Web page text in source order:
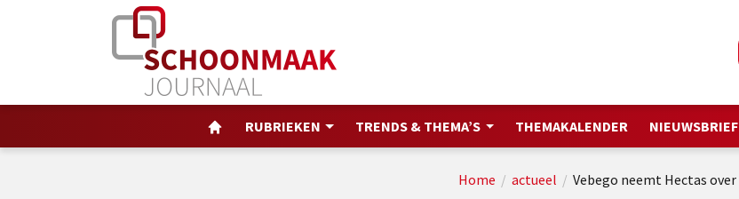
RUBRIEKEN TRENDS & THEMA’S THEMAKALENDER NIEUWSBRIEF
Home / actueel / Vebego neemt Hectas over